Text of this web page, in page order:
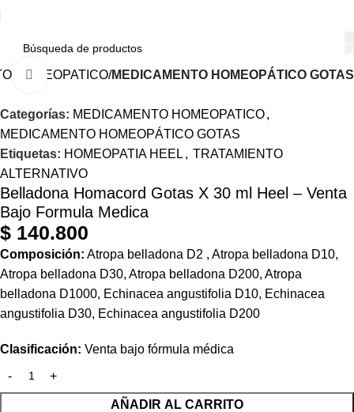
HOMEOPATICO MEDICAMENTO HOMEOPÁTICO GOTAS
Haga Click para agrandar
Categorías: MEDICAMENTO HOMEOPATICO,
MEDICAMENTO HOMEOPÁTICO GOTAS
Etiquetas: HOMEOPATIA HEEL , TRATAMIENTO
ALTERNATIVO
Belladona Homacord Gotas X 30 ml Heel – Venta
Bajo Formula Medica
$ 140.800
Composición: Atropa belladona D2 , Atropa belladona D10,
Atropa belladona D30, Atropa belladona D200, Atropa
belladona D1000, Echinacea angustifolia D10, Echinacea
angustifolia D30, Echinacea angustifolia D200
Clasificación: Venta bajo fórmula médica
AÑADIR AL CARRITO